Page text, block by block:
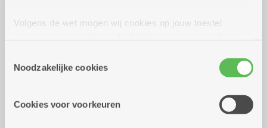
Volgens de wet mogen wij cookies op jouw toestel
cookies hebben we jouw toestemming nodig. Sommige
cookies worden geplaatst door derde partijen die een
informatie over jouw (geanonimiseerd) gebruik van onze
Noodzakelijke cookies
Cookies voor voorkeuren
Eten tussen 16 uur en 19 uur.
Kombine Ruggeveld (dienstencentrum)
2100 Deurne